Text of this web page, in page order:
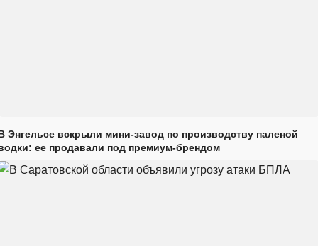
Энгельсе вскрыли мини-завод по производству паленой
ее продавали под премиум-брендом